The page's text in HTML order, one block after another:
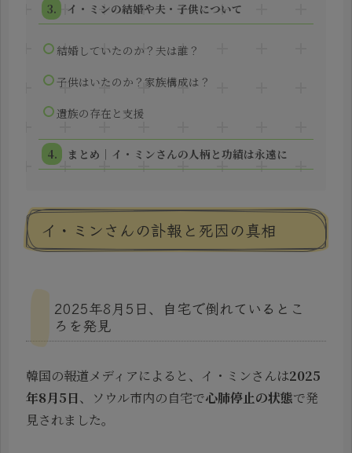
イ・ミンの結婚や夫・子供について
結婚していたのか？夫は誰？
子供はいたのか？家族構成は？
遺族の存在と支援
まとめ｜イ・ミンさんの人柄と功績は永遠に
イ・ミンさんの訃報と死因の真相
2025年8月5日、自宅で倒れているとこ
ろを発見
韓国の報道メディアによると、イ・ミンさんは2025
年8月5日、ソウル市内の自宅で心肺停止の状態で発
見されました。